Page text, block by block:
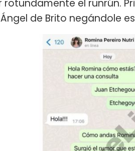
rotundamente el runrún.
de Brito negándole